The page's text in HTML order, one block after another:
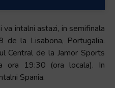
intalni astazi, in semifinala
de la Lisabona, Portugalia.
Central de la Jamor Sports
ora 19:30 (ora locala). In
Spania.